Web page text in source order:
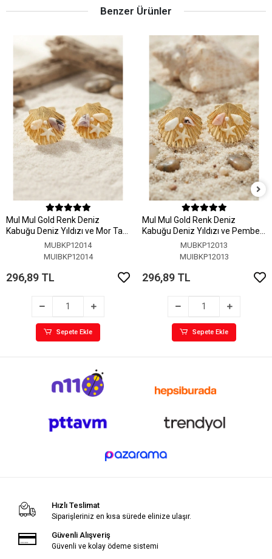
Benzer Ürünler
MuI MuI Gold Renk Deniz
Kabuğu Deniz Yıldızı ve Mor Taş
Detaylı KüpeMUBKP12014
MUIBKP12014
296,89 TL
Sepete Ekle
MuI MuI Gold Renk Deniz
Kabuğu Deniz Yıldızı ve Pembe
Taş Detaylı Küpe
MUBKP12013
MUIBKP12013
296,89 TL
Sepete Ekle
Hızlı Teslimat
Siparişleriniz en kısa sürede elinize ulaşır.
Güvenli Alışveriş
Güvenli ve kolay ödeme sistemi